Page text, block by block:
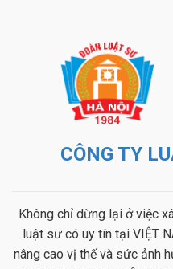
CÔNG TY
Không chỉ dừng lại ở việc
luật sư có uy tín tại VIỆT
nâng cao vị thế và sức ảnh